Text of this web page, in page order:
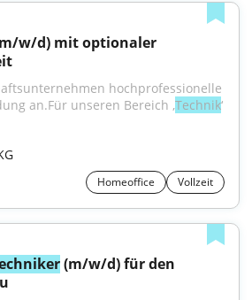
w/d) mit optionaler
hochprofessionelle
an.Für unseren Bereich ‚Technik‘
Homeoffice Vollzeit
(m/w/d) für den